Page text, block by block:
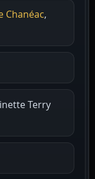
Chanéac,
Terry